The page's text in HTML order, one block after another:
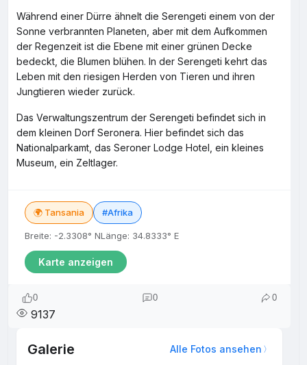
Während einer Dürre ähnelt die Serengeti einem von der
Sonne verbrannten Planeten, aber mit dem Aufkommen
der Regenzeit ist die Ebene mit einer grünen Decke
bedeckt, die Blumen blühen. In der Serengeti kehrt das
Leben mit den riesigen Herden von Tieren und ihren
Jungtieren wieder zurück.
Das Verwaltungszentrum der Serengeti befindet sich in
dem kleinen Dorf Seronera. Hier befindet sich das
Nationalparkamt, das Seroner Lodge Hotel, ein kleines
Museum, ein Zeltlager.
🌍 Tansania #Afrika
Breite: -2.3308° NLänge: 34.8333° E
Karte anzeigen
0 0 0
9137
Galerie Alle Fotos ansehen